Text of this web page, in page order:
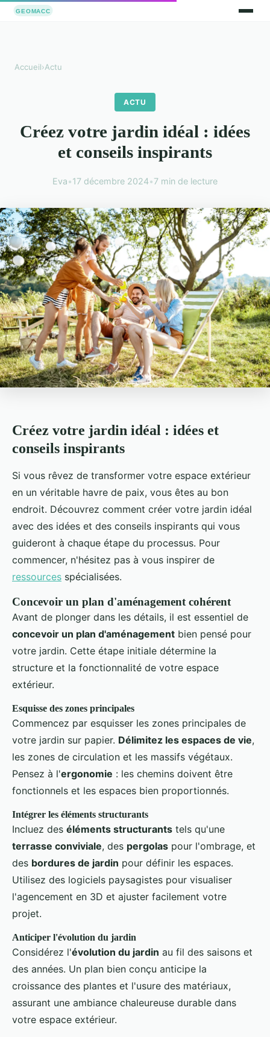
Accueil›Actu
ACTU
Créez votre jardin idéal : idées
et conseils inspirants
Eva•17 décembre 2024•7 min de lecture
Créez votre jardin idéal : idées et
conseils inspirants
Si vous rêvez de transformer votre espace extérieur
en un véritable havre de paix, vous êtes au bon
endroit. Découvrez comment créer votre jardin idéal
avec des idées et des conseils inspirants qui vous
guideront à chaque étape du processus. Pour
commencer, n'hésitez pas à vous inspirer de
ressources spécialisées.
Concevoir un plan d'aménagement cohérent
Avant de plonger dans les détails, il est essentiel de
concevoir un plan d'aménagement bien pensé pour
votre jardin. Cette étape initiale détermine la
structure et la fonctionnalité de votre espace
extérieur.
Esquisse des zones principales
Commencez par esquisser les zones principales de
votre jardin sur papier. Délimitez les espaces de vie,
les zones de circulation et les massifs végétaux.
Pensez à l'ergonomie : les chemins doivent être
fonctionnels et les espaces bien proportionnés.
Intégrer les éléments structurants
Incluez des éléments structurants tels qu'une
terrasse conviviale, des pergolas pour l'ombrage, et
des bordures de jardin pour définir les espaces.
Utilisez des logiciels paysagistes pour visualiser
l'agencement en 3D et ajuster facilement votre
projet.
Anticiper l'évolution du jardin
Considérez l'évolution du jardin au fil des saisons et
des années. Un plan bien conçu anticipe la
croissance des plantes et l'usure des matériaux,
assurant une ambiance chaleureuse durable dans
votre espace extérieur.